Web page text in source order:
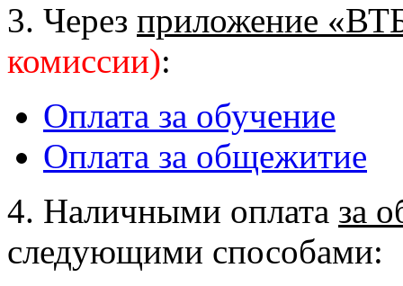
3. Через приложение
комиссии):
Оплата за обучение
Оплата за общежитие
4. Наличными оплата за
следующими способами: